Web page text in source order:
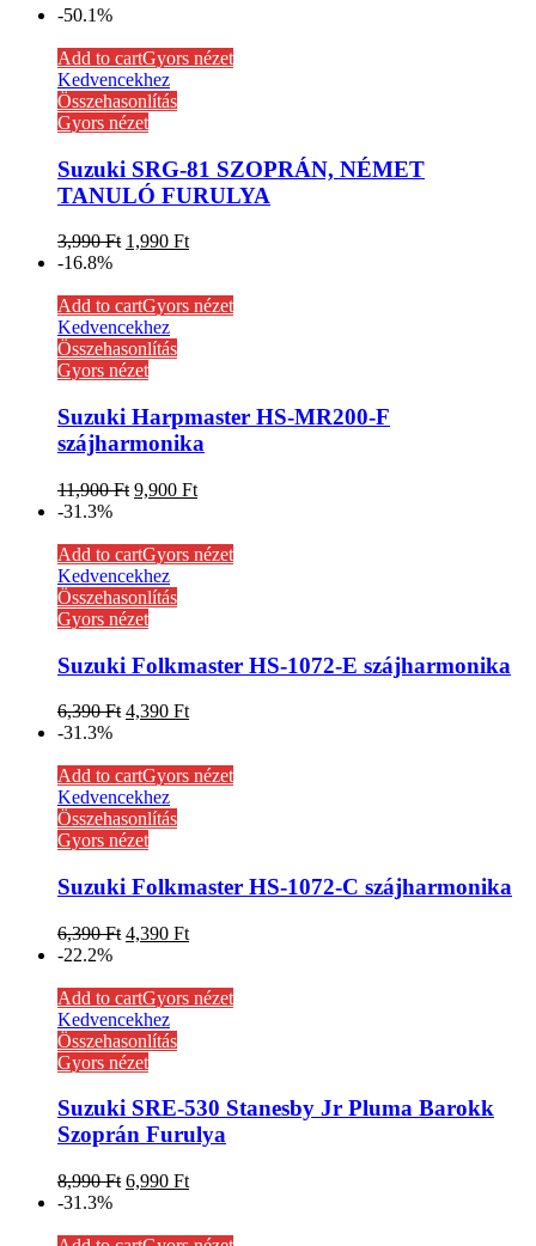
-50.1%
Add to cartGyors nézet
Kedvencekhez
Összehasonlítás
Gyors nézet
Suzuki SRG-81 SZOPRÁN, NÉMET
TANULÓ FURULYA
3,990Ft 1,990 Ft
-16.8%
Add to cartGyors nézet
Kedvencekhez
Összehasonlítás
Gyors nézet
Suzuki Harpmaster HS-MR200-F
szájharmonika
11,900Ft 9,900 Ft
-31.3%
Add to cartGyors nézet
Kedvencekhez
Összehasonlítás
Gyors nézet
Suzuki Folkmaster HS-1072-E szájharmonika
6,390Ft 4,390 Ft
-31.3%
Add to cartGyors nézet
Kedvencekhez
Összehasonlítás
Gyors nézet
Suzuki Folkmaster HS-1072-C szájharmonika
6,390Ft 4,390 Ft
-22.2%
Add to cartGyors nézet
Kedvencekhez
Összehasonlítás
Gyors nézet
Suzuki SRE-530 Stanesby Jr Pluma Barokk
Szoprán Furulya
8,990Ft 6,990 Ft
-31.3%